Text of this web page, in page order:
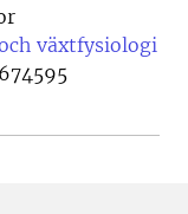
växtfysiologi